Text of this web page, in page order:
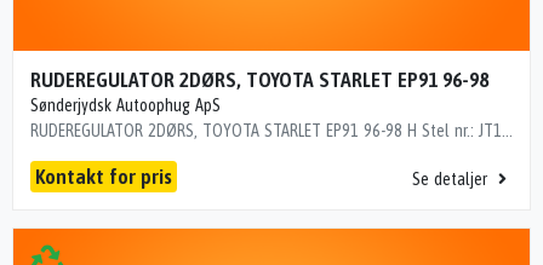
RUDEREGULATOR 2DØRS, TOYOTA STARLET EP91 96-98
Sønderjydsk Autoophug ApS
Kontakt for pris Se detaljer